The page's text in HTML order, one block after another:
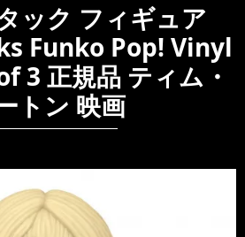
ック フィギュア
Funko Pop! Vinyl
3 正規品 ティム・
トン 映画